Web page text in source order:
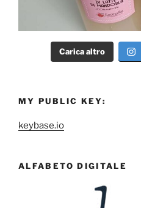
Carica altro
MY PUBLIC KEY:
keybase.io
ALFABETO DIGITALE